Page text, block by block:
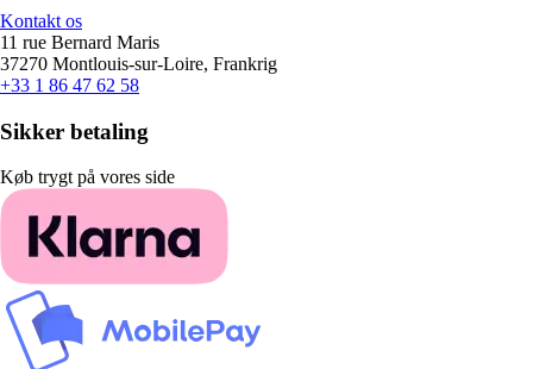
Kontakt os
11 rue Bernard Maris
37270 Montlouis-sur-Loire, Frankrig
+33 1 86 47 62 58
Sikker betaling
Køb trygt på vores side